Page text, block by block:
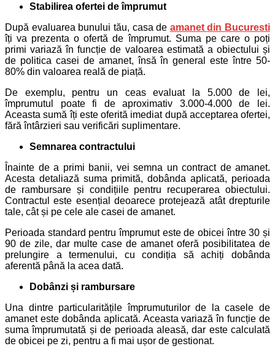
Stabilirea ofertei de împrumut
După evaluarea bunului tău, casa de amanetdin Bucuresti
îți va prezenta o ofertă de împrumut. Suma pe care o poți
primi variază în funcție de valoarea estimată a obiectului și
de politica casei de amanet, însă în general este între 50-
80% din valoarea reală de piață.
De exemplu, pentru un ceas evaluat la 5.000 de lei,
împrumutul poate fi de aproximativ 3.000-4.000 de lei.
Aceasta sumă îți este oferită imediat după acceptarea ofertei,
fără întârzieri sau verificări suplimentare.
Semnarea contractului
Înainte de a primi banii, vei semna un contract de amanet.
Acesta detaliază suma primită, dobânda aplicată, perioada
de rambursare și condițiile pentru recuperarea obiectului.
Contractul este esențial deoarece protejează atât drepturile
tale, cât și pe cele ale casei de amanet.
Perioada standard pentru împrumut este de obicei între 30 și
90 de zile, dar multe case de amanet oferă posibilitatea de
prelungire a termenului, cu condiția să achiți dobânda
aferentă până la acea dată.
Dobânzi și rambursare
Una dintre particularitățile împrumuturilor de la casele de
amanet este dobânda aplicată. Aceasta variază în funcție de
suma împrumutată și de perioada aleasă, dar este calculată
de obicei pe zi, pentru a fi mai ușor de gestionat.